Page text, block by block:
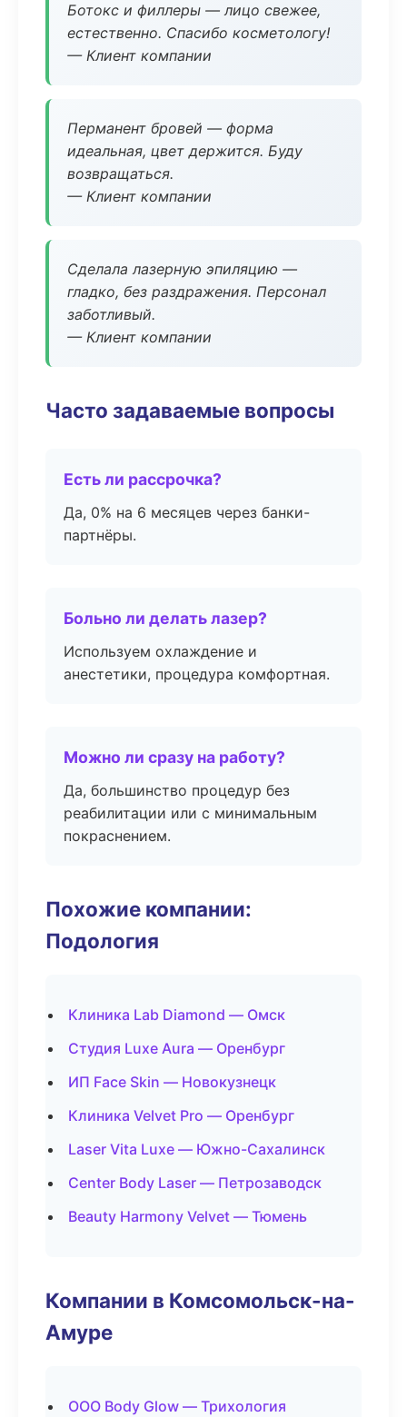
Ботокс и филлеры — лицо свежее,
естественно. Спасибо косметологу!
— Клиент компании
Перманент бровей — форма
идеальная, цвет держится. Буду
возвращаться.
— Клиент компании
Сделала лазерную эпиляцию —
гладко, без раздражения. Персонал
заботливый.
— Клиент компании
Часто задаваемые вопросы
Есть ли рассрочка?
Да, 0% на 6 месяцев через банки-
партнёры.
Больно ли делать лазер?
Используем охлаждение и
анестетики, процедура комфортная.
Можно ли сразу на работу?
Да, большинство процедур без
реабилитации или с минимальным
покраснением.
Похожие компании:
Подология
Клиника Lab Diamond — Омск
Студия Luxe Aura — Оренбург
ИП Face Skin — Новокузнецк
Клиника Velvet Pro — Оренбург
Laser Vita Luxe — Южно-Сахалинск
Center Body Laser — Петрозаводск
Beauty Harmony Velvet — Тюмень
Компании в Комсомольск-на-
Амуре
ООО Body Glow — Трихология